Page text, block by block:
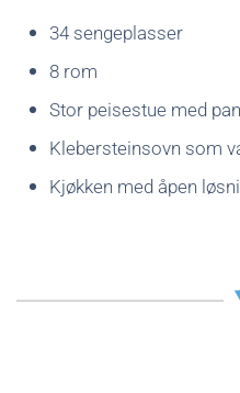
34 sengeplasser
8 rom
Stor peisestue med
Klebersteinsovn som
Kjøkken med åpen